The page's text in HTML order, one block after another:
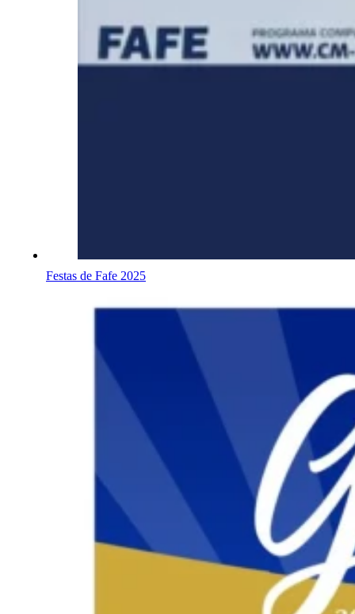
Festas de Fafe 2025